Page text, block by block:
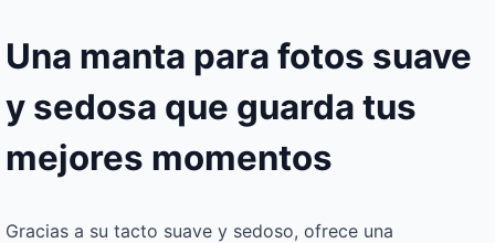
Una manta para fotos suave
y sedosa que guarda tus
mejores momentos
Gracias a su tacto suave y sedoso, ofrece una